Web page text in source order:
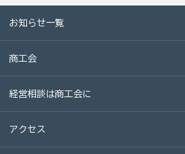
お知らせ一覧
商工会
経営相談は商工会に
アクセス